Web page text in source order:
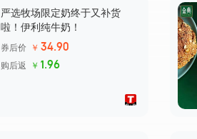
严选牧场限定奶终于又补货
啦！伊利纯牛奶！
券后价 ￥ 34.90
购后返 ￥ 1.96